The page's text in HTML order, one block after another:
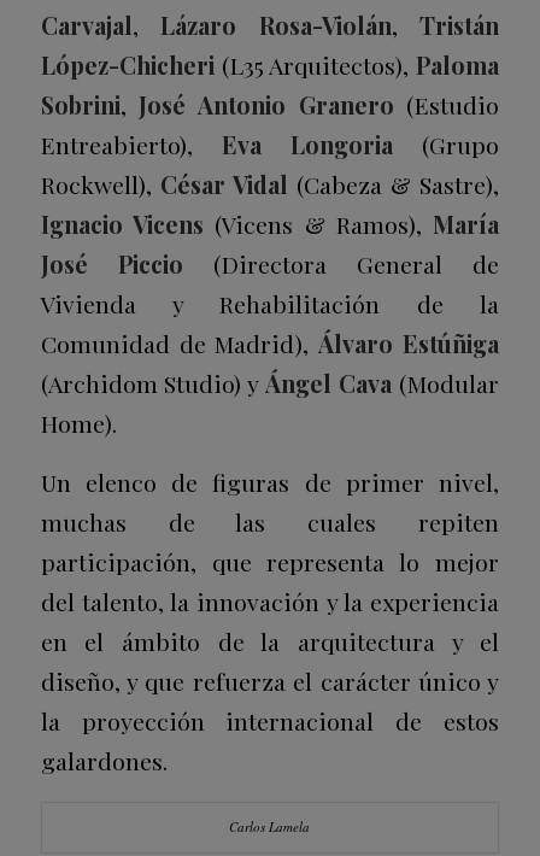
Carvajal, Lázaro Rosa-Violán,Tristán
López-Chicheri (L35 Arquitectos), Paloma
Sobrini, José Antonio Granero (Estudio
Entreabierto), Eva Longoria (Grupo
Rockwell), César Vidal (Cabeza & Sastre),
Ignacio Vicens (Vicens & Ramos), María
José Piccio (Directora General de
Vivienda y Rehabilitación de la
Comunidad de Madrid), Álvaro Estúñiga
(Archidom Studio) y Ángel Cava (Modular
Home).
Un elenco de figuras de primer nivel,
muchas de las cuales repiten
participación, que representa lo mejor
del talento, la innovación y la experiencia
en el ámbito de la arquitectura y el
diseño, y que refuerza el carácter único y
la proyección internacional de estos
galardones.
Carlos Lamela